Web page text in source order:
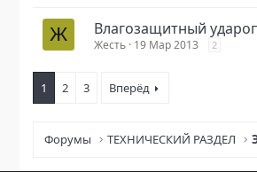
Ж Влагозащитный
Жесть 19 Мар 2013 2
1 2 3 Вперёд
Форумы ТЕХНИЧЕСКИЙ РАЗДЕЛ